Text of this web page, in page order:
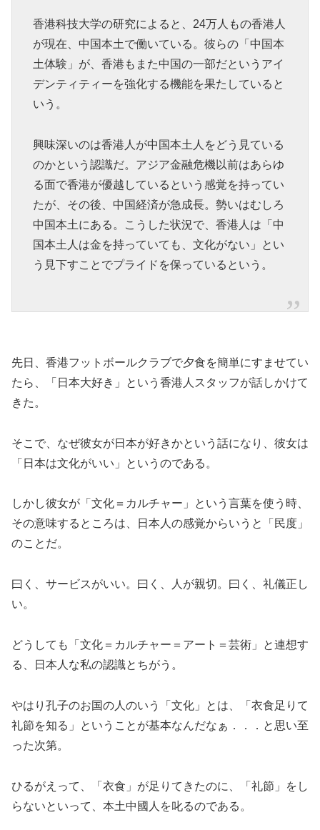
香港科技大学の研究によると、24万人もの香港人
が現在、中国本土で働いている。彼らの「中国本
土体験」が、香港もまた中国の一部だというアイ
デンティティーを強化する機能を果たしていると
いう。
興味深いのは香港人が中国本土人をどう見ている
のかという認識だ。アジア金融危機以前はあらゆ
る面で香港が優越しているという感覚を持ってい
たが、その後、中国経済が急成長。勢いはむしろ
中国本土にある。こうした状況で、香港人は「中
国本土人は金を持っていても、文化がない」とい
う見下すことでプライドを保っているという。
先日、香港フットボールクラブで夕食を簡単にすませてい
たら、「日本大好き」という香港人スタッフが話しかけて
きた。
そこで、なぜ彼女が日本が好きかという話になり、彼女は
「日本は文化がいい」というのである。
しかし彼女が「文化＝カルチャー」という言葉を使う時、
その意味するところは、日本人の感覚からいうと「民度」
のことだ。
曰く、サービスがいい。曰く、人が親切。曰く、礼儀正し
い。
どうしても「文化＝カルチャー＝アート＝芸術」と連想す
る、日本人な私の認識とちがう。
やはり孔子のお国の人のいう「文化」とは、「衣食足りて
礼節を知る」ということが基本なんだなぁ．．．と思い至
った次第。
ひるがえって、「衣食」が足りてきたのに、「礼節」をし
らないといって、本土中國人を叱るのである。